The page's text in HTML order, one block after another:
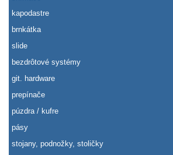
kapodastre
brnkátka
slide
bezdrôtové systémy
git. hardware
prepínače
púzdra / kufre
pásy
stojany, podnožky, stoličky